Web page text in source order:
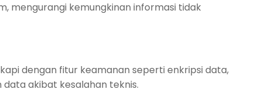
mengurangi kemungkinan informasi tidak
dengan fitur keamanan seperti enkripsi data,
akibat kesalahan teknis.